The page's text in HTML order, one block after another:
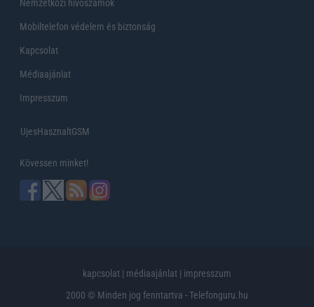
Nemzetközi hívószámok
Mobiltelefon védelem és biztonság
Kapcsolat
Médiaajánlat
Impresszum
UjesHasznaltGSM
Kövessen minket!
kapcsolat | médiaajánlat | impresszum
2000 © Minden jog fenntartva - Telefonguru.hu